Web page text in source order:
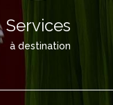
Services
à destination